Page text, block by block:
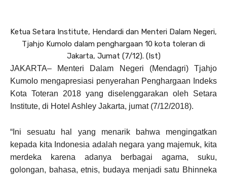
Ketua Setara Institute, Hendardi dan Menteri Dalam Negeri,
Tjahjo Kumolo dalam penghargaan 10 kota toleran di
Jakarta, Jumat (7/12). (Ist)
JAKARTA– Menteri Dalam Negeri (Mendagri) Tjahjo
Kumolo mengapresiasi penyerahan Penghargaan Indeks
Kota Toteran 2018 yang diselenggarakan oleh Setara
Institute, di Hotel Ashley Jakarta, jumat (7/12/2018).
“Ini sesuatu hal yang menarik bahwa mengingatkan
kepada kita Indonesia adalah negara yang majemuk, kita
merdeka karena adanya berbagai agama, suku,
golongan, bahasa, etnis, budaya menjadi satu Bhinneka